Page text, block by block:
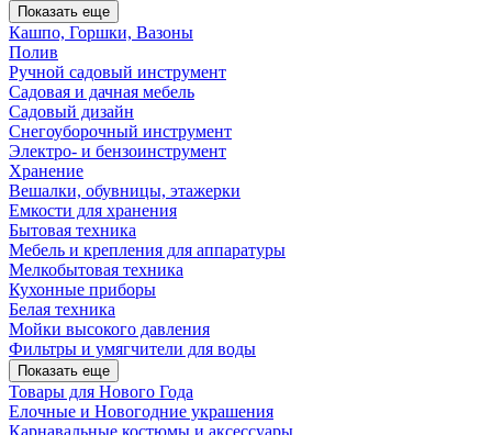
Показать еще
Кашпо, Горшки, Вазоны
Полив
Ручной садовый инструмент
Садовая и дачная мебель
Садовый дизайн
Снегоуборочный инструмент
Электро- и бензоинструмент
Хранение
Вешалки, обувницы, этажерки
Емкости для хранения
Бытовая техника
Мебель и крепления для аппаратуры
Мелкобытовая техника
Кухонные приборы
Белая техника
Мойки высокого давления
Фильтры и умягчители для воды
Показать еще
Товары для Нового Года
Елочные и Новогодние украшения
Карнавальные костюмы и аксессуары